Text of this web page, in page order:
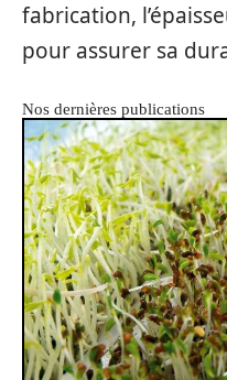
fabrication,
pour assurer sa
Nos dernières publications